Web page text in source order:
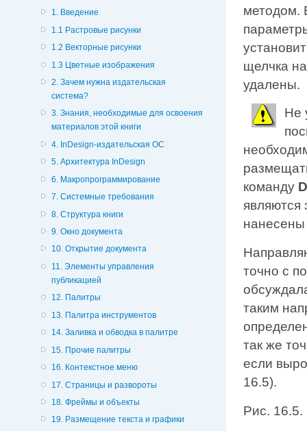
1. Введение
1.1 Растровые рисунки
1.2 Векторные рисунки
1.3 Цветные изображения
2. Зачем нужна издательская
система?
3. Знания, необходимые для освоения
материалов этой книги
4. InDesign-издательская ОС
5. Архитектура InDesign
6. Макропрограммирование
7. Системные требования
8. Структура книги
9. Окно документа
10. Открытие документа
11. Элементы управления
публикацией
12. Палитры
13. Палитра инструментов
14. Заливка и обводка в палитре
15. Прочие палитры
16. Контекстное меню
17. Страницы и развороты
18. Фреймы и объекты
19. Размещение текста и графики
методом.
щелчка
удалены.
Не
команду
нанесены
точно с
таким
так же
если
16.5).
Рис.